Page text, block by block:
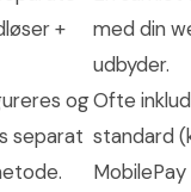
+
med din
udbyder.
og
separat
Ofte
standard
MobilePay